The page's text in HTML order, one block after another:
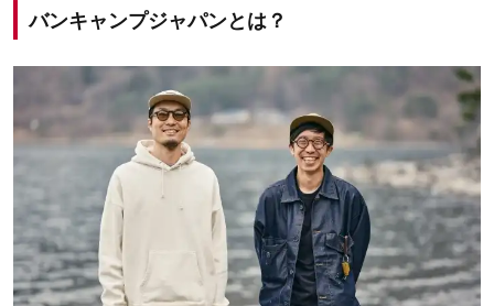
バンキャンプジャパンとは？